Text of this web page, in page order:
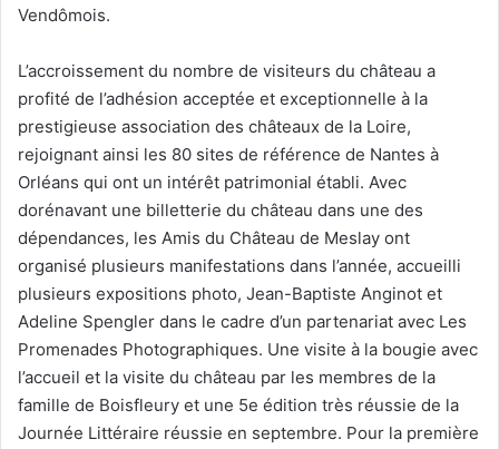
Vendômois.
L’accroissement du nombre de visiteurs du château a
profité de l’adhésion acceptée et exceptionnelle à la
prestigieuse association des châteaux de la Loire,
rejoignant ainsi les 80 sites de référence de Nantes à
Orléans qui ont un intérêt patrimonial établi. Avec
dorénavant une billetterie du château dans une des
dépendances, les Amis du Château de Meslay ont
organisé plusieurs manifestations dans l’année, accueilli
plusieurs expositions photo, Jean-Baptiste Anginot et
Adeline Spengler dans le cadre d’un partenariat avec Les
Promenades Photographiques. Une visite à la bougie avec
l’accueil et la visite du château par les membres de la
famille de Boisfleury et une 5e édition très réussie de la
Journée Littéraire réussie en septembre. Pour la première